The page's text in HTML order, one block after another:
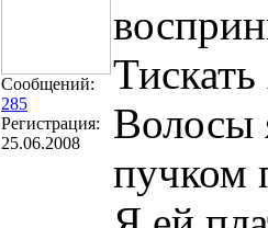
Сообщений:
285
Регистрация:
25.06.2008
Волосы
пучком